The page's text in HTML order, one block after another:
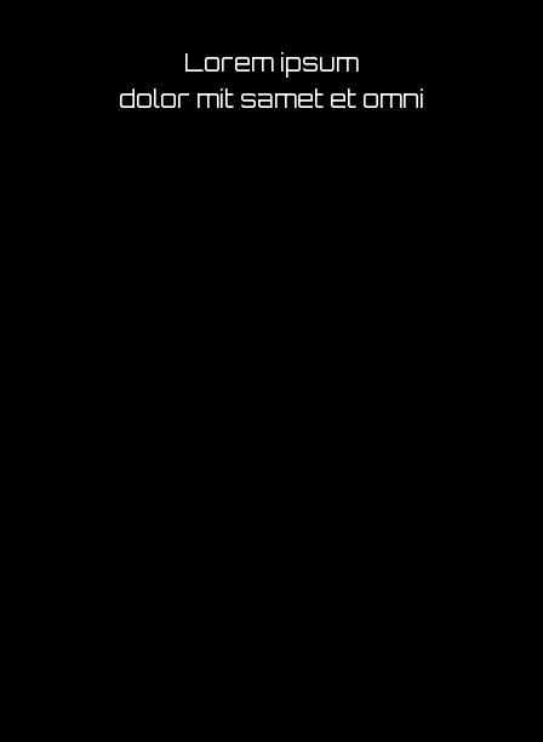
Lorem ipsum
dolor mit samet et omni